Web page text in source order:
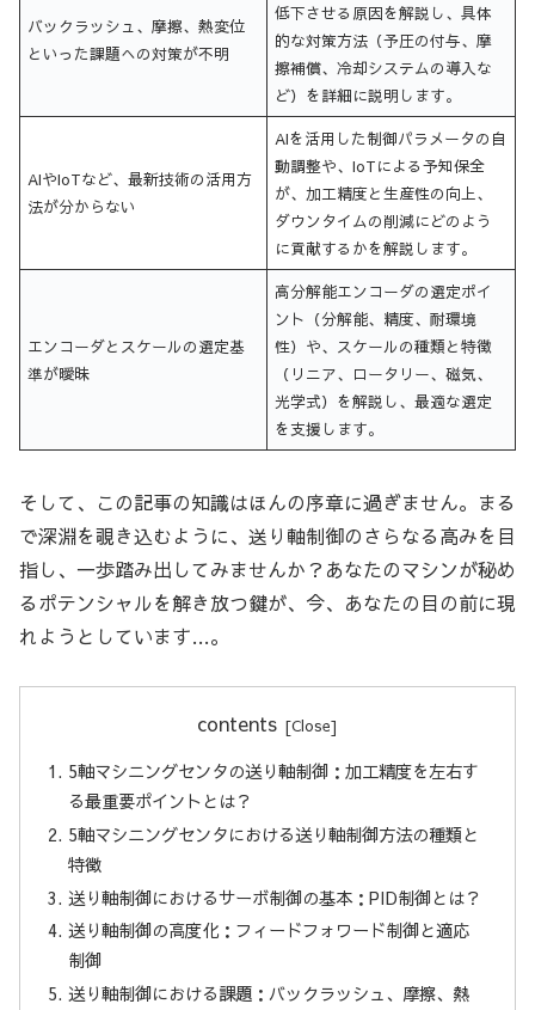
バックラッシュ、摩擦、熱変位
といった課題への対策が不明
低下させる原因を解説し、具体
的な対策方法（予圧の付与、摩
擦補償、冷却システムの導入な
ど）を詳細に説明します。
AIやIoTなど、最新技術の活用方
法が分からない
AIを活用した制御パラメータの自
動調整や、IoTによる予知保全
が、加工精度と生産性の向上、
ダウンタイムの削減にどのよう
に貢献するかを解説します。
エンコーダとスケールの選定基
準が曖昧
高分解能エンコーダの選定ポイ
ント（分解能、精度、耐環境
性）や、スケールの種類と特徴
（リニア、ロータリー、磁気、
光学式）を解説し、最適な選定
を支援します。
そして、この記事の知識はほんの序章に過ぎません。まる
で深淵を覗き込むように、送り軸制御のさらなる高みを目
指し、一歩踏み出してみませんか？あなたのマシンが秘め
るポテンシャルを解き放つ鍵が、今、あなたの目の前に現
れようとしています…。
contents
5軸マシニングセンタの送り軸制御：加工精度を左右す
る最重要ポイントとは？
5軸マシニングセンタにおける送り軸制御方法の種類と
特徴
送り軸制御におけるサーボ制御の基本：PID制御とは？
送り軸制御の高度化：フィードフォワード制御と適応
制御
送り軸制御における課題：バックラッシュ、摩擦、熱